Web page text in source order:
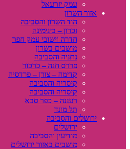
עמק יזרעאל
אזור השרון
הוד השרון והסביבה
זכרון – בינימינה
חדרה וישובי עמק חפר
מושבים בשרון
נתניה והסביבה
פרדס חנה – כרכור
קדימה – צורן – פרדסיה
קיסריה והסביבה
קיסריה והסביבה
רעננה – כפר סבא
תל מונד
ירושלים והסביבה
ירושלים
מודיעין והסביבה
מושבים באזור ירושלים